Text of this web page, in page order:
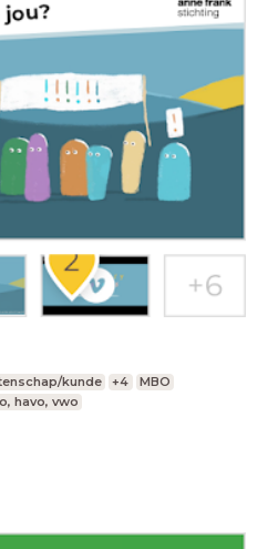
kunde +4
MBO
havo, vwo